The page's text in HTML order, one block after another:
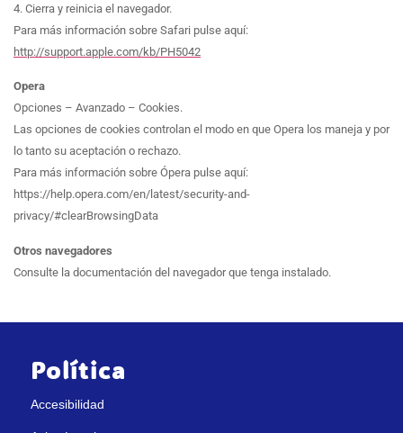
4. Cierra y reinicia el navegador.
Para más información sobre Safari pulse aquí:
http://support.apple.com/kb/PH5042
Opera
Opciones – Avanzado – Cookies.
Las opciones de cookies controlan el modo en que Opera los maneja y por
lo tanto su aceptación o rechazo.
Para más información sobre Ópera pulse aquí:
https://help.opera.com/en/latest/security-and-
privacy/#clearBrowsingData
Otros navegadores
Consulte la documentación del navegador que tenga instalado.
Política
Accesibilidad